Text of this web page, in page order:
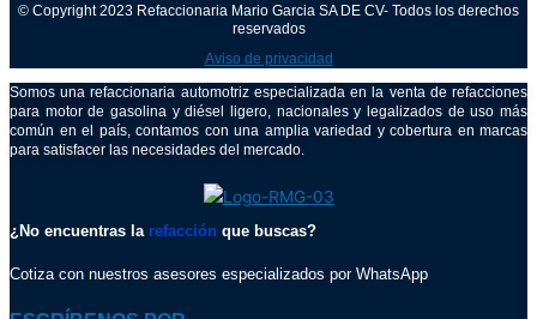
© Copyright 2023 Refaccionaria Mario Garcia SA DE CV- Todos los derechos
reservados
Aviso de privacidad
Somos una refaccionaria automotriz especializada en la venta de refacciones
para motor de gasolina y diésel ligero, nacionales y legalizados de uso más
común en el país, contamos con una amplia variedad y cobertura en marcas
para satisfacer las necesidades del mercado.
¿No encuentras la refacción que buscas?
Cotiza con nuestros asesores especializados por WhatsApp